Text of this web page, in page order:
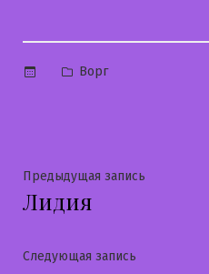
Опубликовано
Ворг
Навигация
по
записям
Предыдущая запись
Лидия
Следующая запись